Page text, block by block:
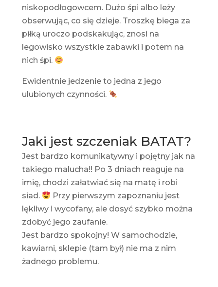
niskopodłogowcem. Dużo śpi albo leży
obserwując, co się dzieje. Troszkę biega za
piłką uroczo podskakując, znosi na
legowisko wszystkie zabawki i potem na
nich śpi.
Ewidentnie jedzenie to jedna z jego
ulubionych czynności.
Jaki jest szczeniak BATAT?
Jest bardzo komunikatywny i pojętny jak na
takiego malucha!! Po 3 dniach reaguje na
imię, chodzi załatwiać się na matę i robi
siad.
Przy pierwszym zapoznaniu jest
lękliwy i wycofany, ale dosyć szybko można
zdobyć jego zaufanie.
Jest bardzo spokojny! W samochodzie,
kawiarni, sklepie (tam był) nie ma z nim
żadnego problemu.